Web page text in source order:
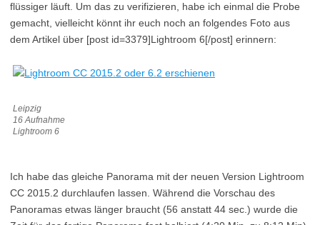
flüssiger läuft. Um das zu verifizieren, habe ich einmal die Probe
gemacht, vielleicht könnt ihr euch noch an folgendes Foto aus
dem Artikel über [post id=3379]Lightroom 6[/post] erinnern:
Leipzig
16 Aufnahme
Lightroom 6
Ich habe das gleiche Panorama mit der neuen Version Lightroom
CC 2015.2 durchlaufen lassen. Während die Vorschau des
Panoramas etwas länger braucht (56 anstatt 44 sec.) wurde die